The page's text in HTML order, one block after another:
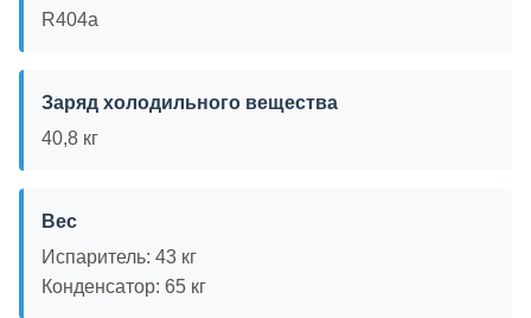
R404a
Заряд холодильного вещества
40,8 кг
Вес
Испаритель: 43 кг
Конденсатор: 65 кг